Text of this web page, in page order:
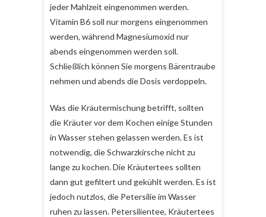
jeder Mahlzeit eingenommen werden.
Vitamin B6 soll nur morgens eingenommen
werden, während Magnesiumoxid nur
abends eingenommen werden soll.
Schließlich können Sie morgens Bärentraube
nehmen und abends die Dosis verdoppeln.
Was die Kräutermischung betrifft, sollten
die Kräuter vor dem Kochen einige Stunden
in Wasser stehen gelassen werden. Es ist
notwendig, die Schwarzkirsche nicht zu
lange zu kochen. Die Kräutertees sollten
dann gut gefiltert und gekühlt werden. Es ist
jedoch nutzlos, die Petersilie im Wasser
ruhen zu lassen. Petersilientee, Kräutertees